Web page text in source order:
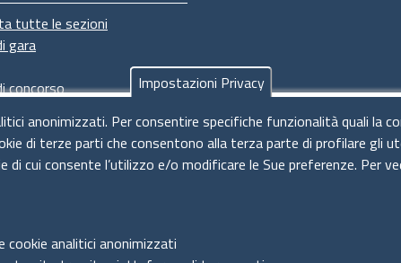
tutte le sezioni
gara
concorso
Impostazioni Privacy
anonimizzati. Per consentire specifiche funzionalità quali la
di terze parti che consentono alla terza parte di profilare gli
cui consente l’utilizzo e/o modificare le Sue preferenze. Per
cookie analitici anonimizzati